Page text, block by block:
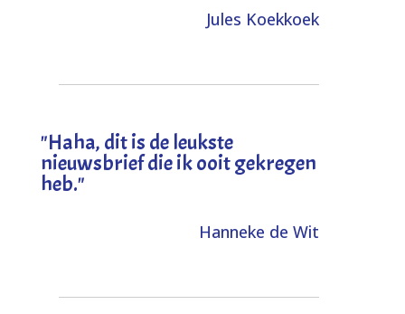
Jules Koekkoek
"Haha, dit is de leukste
nieuwsbrief die ik ooit gekregen
heb."
Hanneke de Wit